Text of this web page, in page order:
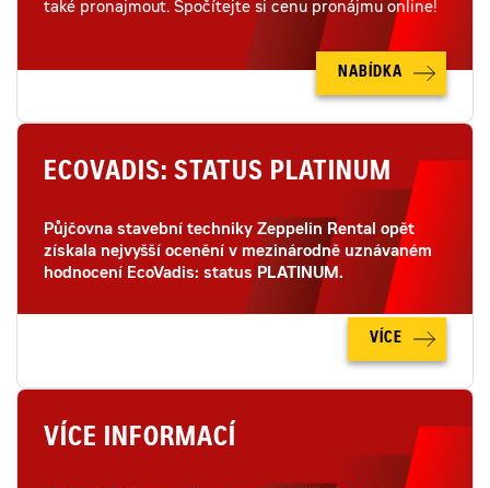
také pronajmout. Spočítejte si cenu pronájmu online!
NABÍDKA
ECOVADIS: STATUS PLATINUM
Půjčovna stavební techniky Zeppelin Rental opět
získala nejvyšší ocenění v mezinárodně uznávaném
hodnocení EcoVadis: status PLATINUM.
VÍCE
VÍCE INFORMACÍ